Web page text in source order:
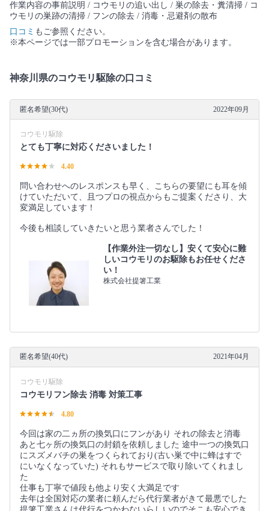
作業内容の事前説明 / コウモリの追い出し / 巣の除去・糞清掃 / コ
ウモリの巣跡の清掃 / フンの除去 / 消毒・忌避剤の散布
口コミ もご参照ください。
※本ページでは一部プロモーションを含む場合があります。
神奈川県のコウモリ駆除の口コミ
匿名希望(30代) 2022年09月
コウモリ駆除
とても丁寧に対応くださいました！
4.40
問い合わせへのレスポンスも早く、こちらの要望にも耳を傾
けていただいて、且つプロの視点からもご提案くださり、大
変満足しています！
今後も相談していきたいと思う業者さんでした！
【作業外注一切なし】安くて安心に難
しいコウモリのお駆除もお任せくださ
い！
株式会社提箸工業
匿名希望(40代) 2021年04月
コウモリ駆除
コウモリフン除去 消毒 対策工事
4.80
今回は家の二ヵ所の換気口にフンがあり それの除去と消毒
あと七ヶ所の換気口の封鎖を依頼しました 途中一つの換気口
にスズメバチの巣をつくられており(古い巣で中に蜂はすで
にいなくなっていた) それもサービスで取り除いてくれまし
た
仕事も丁寧で値段も他より安く大満足です
去年は全国対応の業者に頼んだら代行業者がきて最悪でした